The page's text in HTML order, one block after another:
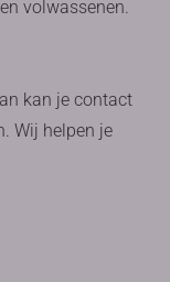
volwassenen.
kan je contact
Wij helpen je